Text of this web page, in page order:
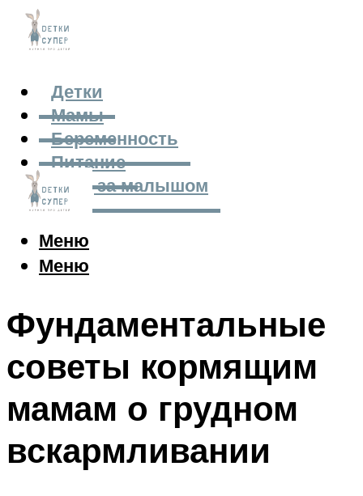
Детки
Мамы
Беременность
Питание
Уход за малышом
Меню
Меню
Фундаментальные
советы кормящим
мамам о грудном
вскармливании